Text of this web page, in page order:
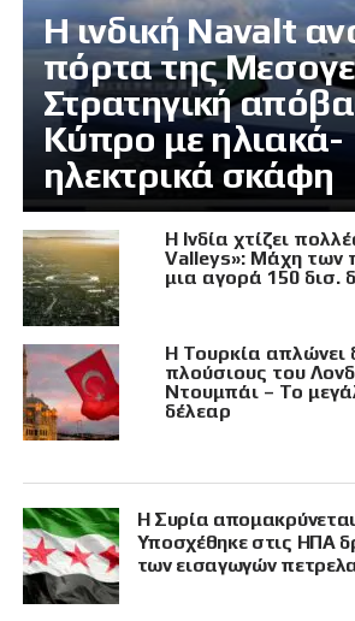
Η ινδική Navalt
πόρτα της
Στρατηγική
Κύπρο με ηλιακά-
ηλεκτρικά σκάφη
Η Ινδία χτίζει
Valleys»: Μάχη των
μια αγορά 150 δισ.
Η Τουρκία απλώνει
πλούσιους του
Ντουμπάι – Το
δέλεαρ
Η Συρία
Υποσχέθηκε στις ΗΠΑ
των εισαγωγών